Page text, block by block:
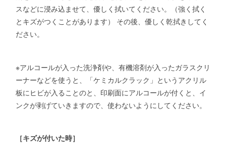
スなどに浸み込ませて、優しく拭いてください。（強く拭く
とキズがつくことがあります） その後、優しく乾拭きしてく
ださい。
※アルコールが入った洗浄剤や、有機溶剤が入ったガラスクリ
ーナーなどを使うと、「ケミカルクラック」というアクリル
板にヒビが入ることのと、印刷面にアルコールが付くと、イ
ンクが剥げていきますので、使わないようにしてください。
［キズが付いた時］